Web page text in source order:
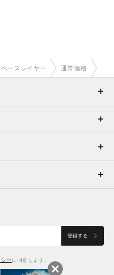
ション ロングスリーブ クルー シャ
￥4,400